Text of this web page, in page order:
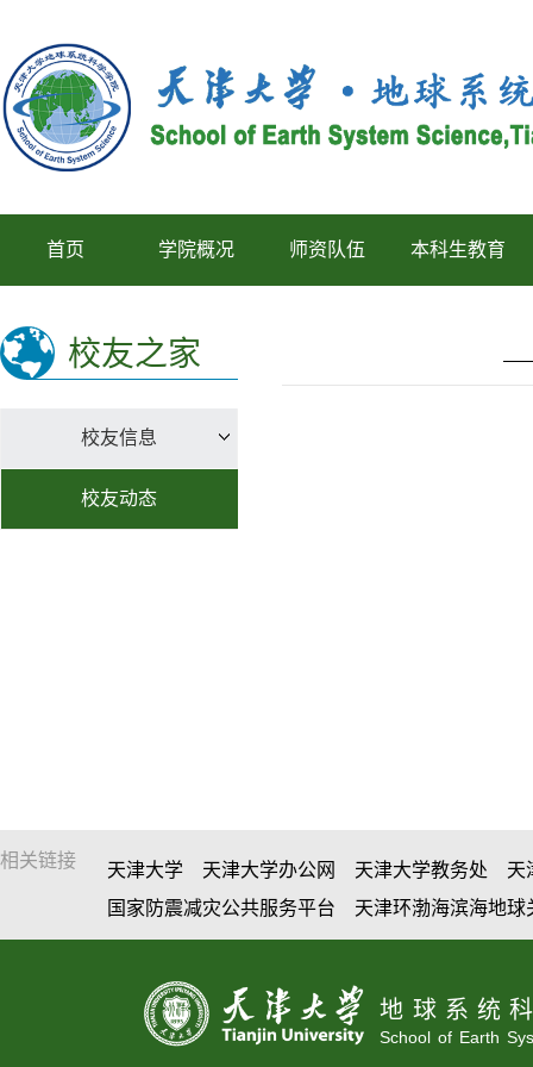
首页 学院概况 师资队伍 本科生教育
校友之家
校友信息
校友动态
相关链接 天津大学 天津大学办公网 天津大学教务处
天
国家防震减灾公共服务平台
天津环渤海滨海地
地球系统
School of Earth